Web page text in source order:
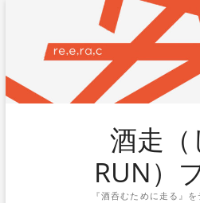
酒走（
RUN）
『酒呑むために走る』を